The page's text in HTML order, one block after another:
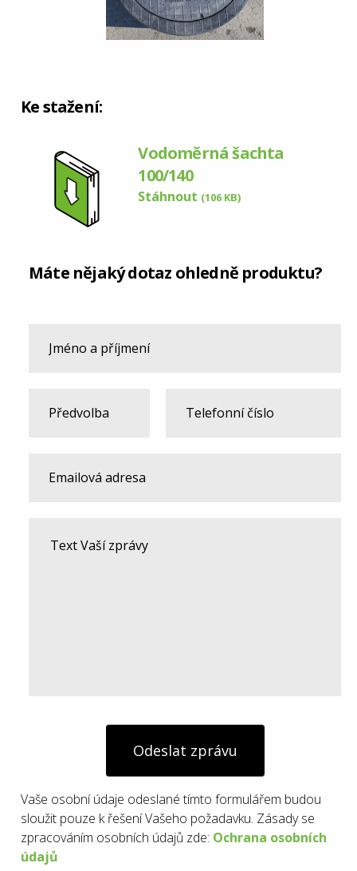
Ke stažení:
Vodoměrná šachta
100/140
Stáhnout (106 KB)
Máte nějaký dotaz ohledně produktu?
Odeslat zprávu
Vaše osobní údaje odeslané tímto formulářem budou
sloužit pouze k řešení Vašeho požadavku. Zásady se
zpracováním osobních údajů zde: Ochrana osobních
údajů